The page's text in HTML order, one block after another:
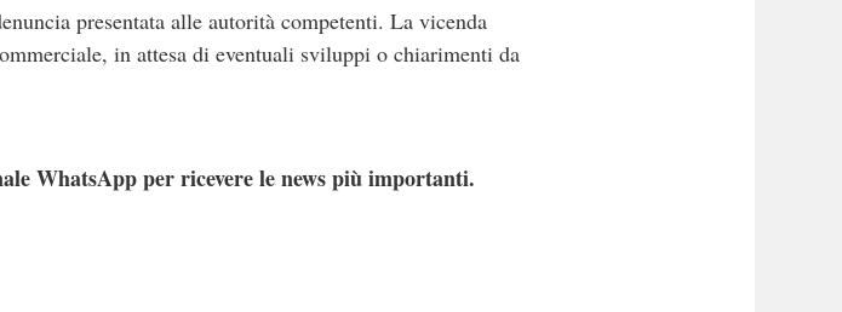
presentata alle autorità competenti. La vicenda
in attesa di eventuali sviluppi o chiarimenti da
WhatsApp per ricevere le news più importanti.